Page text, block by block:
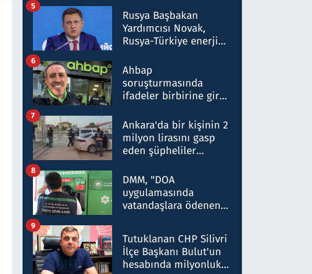
Rusya Başbakan
Yardımcısı Novak,
Rusya-Türkiye enerji
nitelikte olduğunu
belirtti
5
Ahbap
soruşturmasında
ifadeler birbirine girdi:
ifadelerinden ortaya
çıkan tablo şok etti
6
Ankara'da bir kişinin 2
milyon lirasını gasp
eden şüpheliler
7
DMM, "DOA
uygulamasında
vatandaşlara ödenen
düşürüldüğü" iddiasını
yalanladı
8
Tutuklanan CHP Silivri
İlçe Başkanı Bulut'un
hesabında milyonluk
9